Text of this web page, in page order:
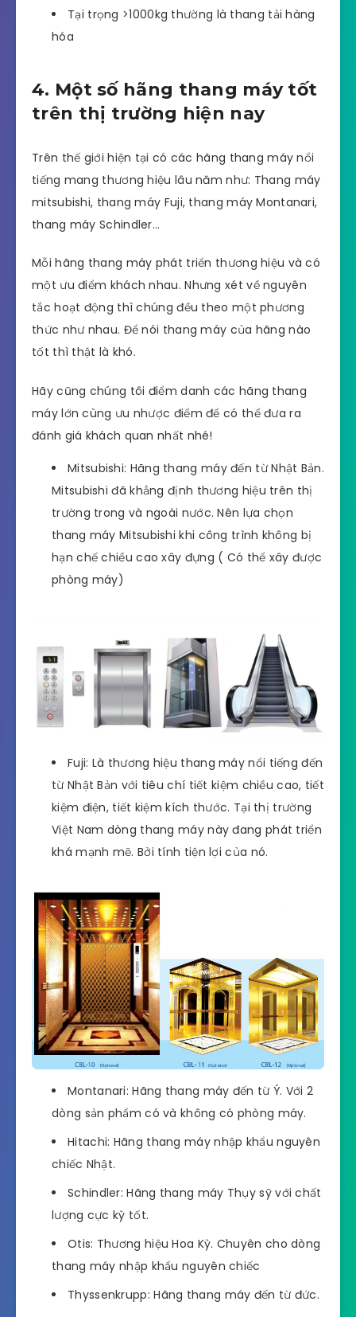
Tại trọng >1000kg thường là thang tải hàng
hóa
4. Một số hãng thang máy tốt
trên thị trường hiện nay
Trên thế giới hiện tại có các hãng thang máy nổi
tiếng mang thương hiệu lâu năm như: Thang máy
mitsubishi, thang máy Fuji, thang máy Montanari,
thang máy Schindler…
Mỗi hãng thang máy phát triển thương hiệu và có
một ưu điểm khách nhau. Nhưng xét về nguyên
tắc hoạt động thì chúng đều theo một phương
thức như nhau. Để nói thang máy của hãng nào
tốt thì thật là khó.
Hãy cũng chúng tôi điểm danh các hãng thang
máy lớn cùng ưu nhược điểm để có thể đưa ra
đánh giá khách quan nhất nhé!
Mitsubishi: Hãng thang máy đến từ Nhật Bản.
Mitsubishi đã khẳng định thương hiệu trên thị
trường trong và ngoài nước. Nên lựa chọn
thang máy Mitsubishi khi công trình không bị
hạn chế chiều cao xây đựng ( Có thể xây được
phòng máy)
Fuji: Là thương hiệu thang máy nổi tiếng đến
từ Nhật Bản với tiêu chí tiết kiệm chiều cao, tiết
kiệm điện, tiết kiệm kích thước. Tại thị trường
Việt Nam dòng thang máy này đang phát triển
khá mạnh mẽ. Bởi tính tiện lợi của nó.
Montanari: Hãng thang máy đến từ Ý. Với 2
dòng sản phẩm có và không có phòng máy.
Hitachi: Hãng thang máy nhập khẩu nguyên
chiếc Nhật.
Schindler: Hãng thang máy Thụy sỹ với chất
lượng cực kỳ tốt.
Otis: Thương hiệu Hoa Kỳ. Chuyên cho dòng
thang máy nhập khẩu nguyên chiếc
Thyssenkrupp: Hãng thang máy đến từ đức.